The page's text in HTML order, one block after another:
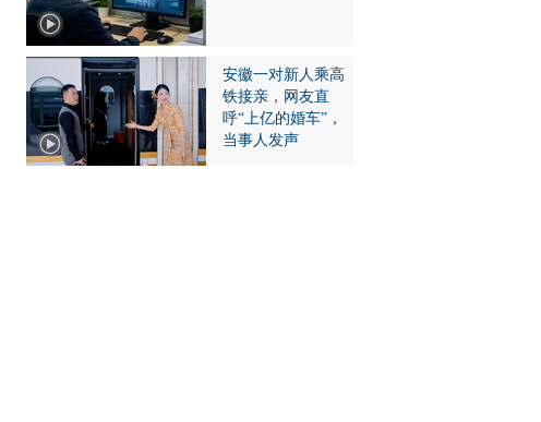
安徽一对新人乘高
铁接亲，网友直
呼“上亿的婚车”，
当事人发声